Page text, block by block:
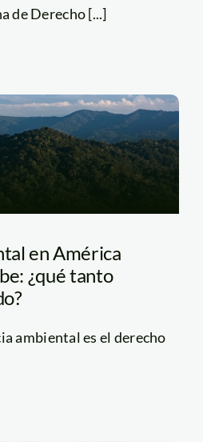
de Derecho [...]
en América
¿qué tanto
ambiental es el derecho